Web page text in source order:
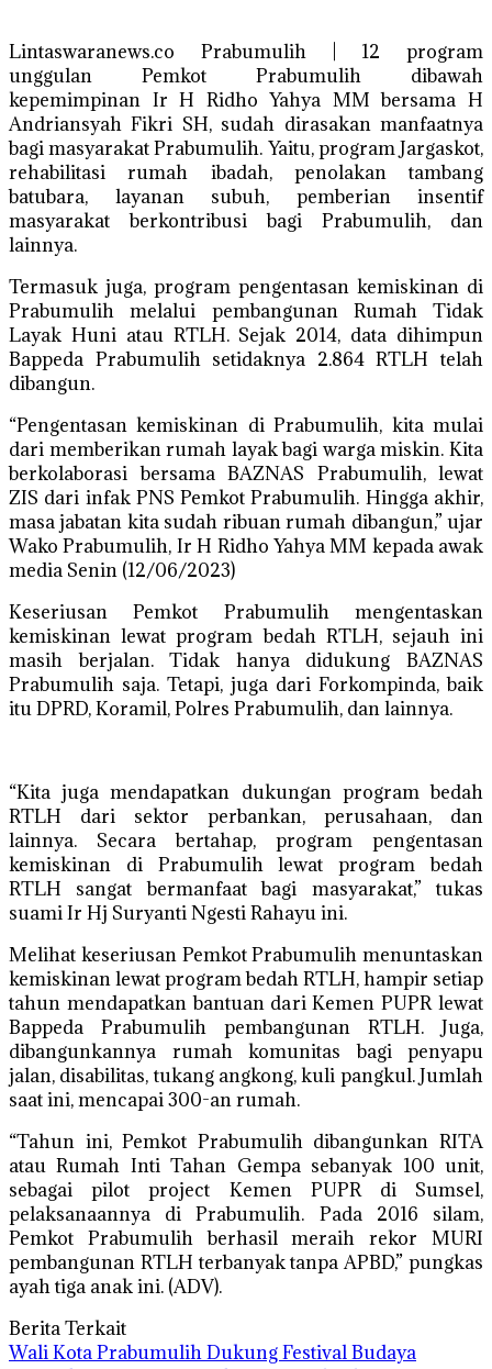
Lintaswaranews.co Prabumulih | 12 program
unggulan Pemkot Prabumulih dibawah
kepemimpinan Ir H Ridho Yahya MM bersama H
Andriansyah Fikri SH, sudah dirasakan manfaatnya
bagi masyarakat Prabumulih. Yaitu, program Jargaskot,
rehabilitasi rumah ibadah, penolakan tambang
batubara, layanan subuh, pemberian insentif
masyarakat berkontribusi bagi Prabumulih, dan
lainnya.
Termasuk juga, program pengentasan kemiskinan di
Prabumulih melalui pembangunan Rumah Tidak
Layak Huni atau RTLH. Sejak 2014, data dihimpun
Bappeda Prabumulih setidaknya 2.864 RTLH telah
dibangun.
“Pengentasan kemiskinan di Prabumulih, kita mulai
dari memberikan rumah layak bagi warga miskin. Kita
berkolaborasi bersama BAZNAS Prabumulih, lewat
ZIS dari infak PNS Pemkot Prabumulih. Hingga akhir,
masa jabatan kita sudah ribuan rumah dibangun,” ujar
Wako Prabumulih, Ir H Ridho Yahya MM kepada awak
media Senin (12/06/2023)
Keseriusan Pemkot Prabumulih mengentaskan
kemiskinan lewat program bedah RTLH, sejauh ini
masih berjalan. Tidak hanya didukung BAZNAS
Prabumulih saja. Tetapi, juga dari Forkompinda, baik
itu DPRD, Koramil, Polres Prabumulih, dan lainnya.
“Kita juga mendapatkan dukungan program bedah
RTLH dari sektor perbankan, perusahaan, dan
lainnya. Secara bertahap, program pengentasan
kemiskinan di Prabumulih lewat program bedah
RTLH sangat bermanfaat bagi masyarakat,” tukas
suami Ir Hj Suryanti Ngesti Rahayu ini.
Melihat keseriusan Pemkot Prabumulih menuntaskan
kemiskinan lewat program bedah RTLH, hampir setiap
tahun mendapatkan bantuan dari Kemen PUPR lewat
Bappeda Prabumulih pembangunan RTLH. Juga,
dibangunkannya rumah komunitas bagi penyapu
jalan, disabilitas, tukang angkong, kuli pangkul. Jumlah
saat ini, mencapai 300-an rumah.
“Tahun ini, Pemkot Prabumulih dibangunkan RITA
atau Rumah Inti Tahan Gempa sebanyak 100 unit,
sebagai pilot project Kemen PUPR di Sumsel,
pelaksanaannya di Prabumulih. Pada 2016 silam,
Pemkot Prabumulih berhasil meraih rekor MURI
pembangunan RTLH terbanyak tanpa APBD,” pungkas
ayah tiga anak ini. (ADV).
Berita Terkait
Wali Kota Prabumulih Dukung Festival Budaya